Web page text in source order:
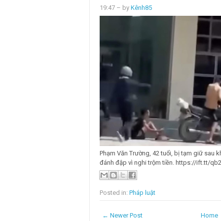
19:47 – by Kênh85
Phạm Văn Trường, 42 tuổi, bị tạm giữ sau
đánh đập vì nghi trộm tiền. https://ift.tt/
Posted in: Pháp luật
← Newer Post Home